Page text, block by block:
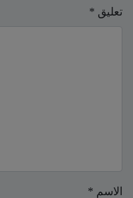
تعليق *
الاسم *